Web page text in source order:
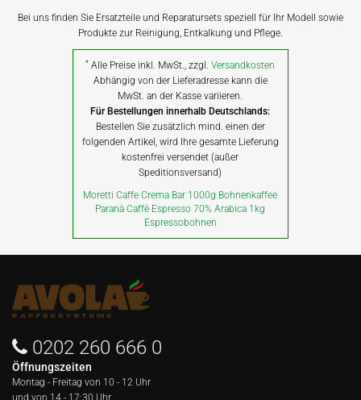
Bei uns finden Sie Ersatzteile und Reparatursets speziell für Ihr Modell sowie
Produkte zur Reinigung, Entkalkung und Pflege.
* Alle Preise inkl. MwSt., zzgl.Versandkosten
Abhängig von der Lieferadresse kann die
MwSt. an der Kasse variieren.
Für Bestellungen innerhalb Deutschlands:
Bestellen Sie zusätzlich mind. einen der
folgenden Artikel, wird Ihre gesamte Lieferung
kostenfrei versendet (außer
Speditionsversand)
Moretti Caffe Crema Bar 1000g Bohnenkaffee
Paranà Caffè Espresso 70% Arabica 1kg
Espressobohnen
0202 260 666 0
Öffnungszeiten
Montag - Freitag von 10 - 12 Uhr